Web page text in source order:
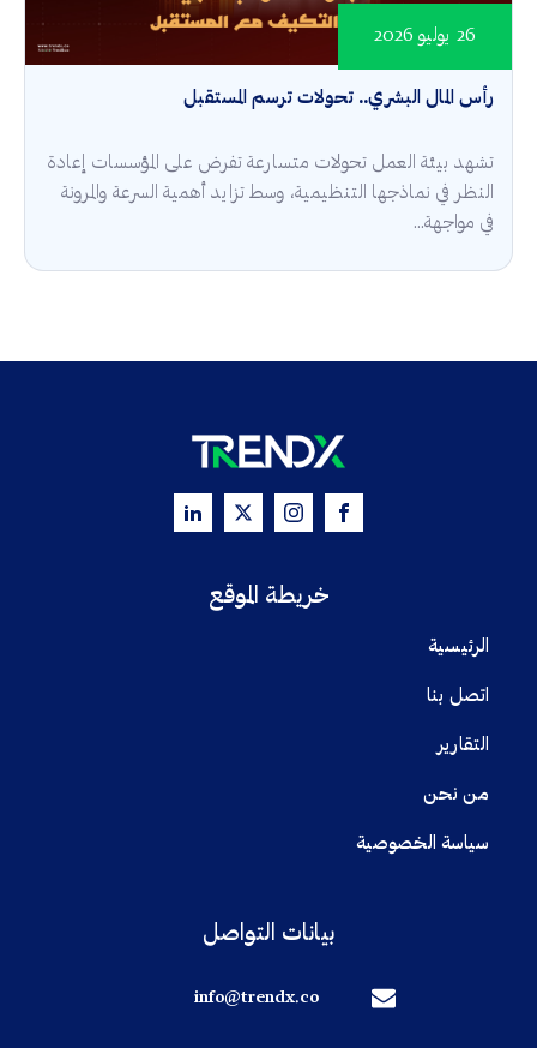
رأس المال البشري.. تحولات ترسم المستقبل
26 يوليو 2026
تشهد بيئة العمل تحولات متسارعة تفرض على المؤسسات إعادة
النظر في نماذجها التنظيمية، وسط تزايد أهمية السرعة والمرونة
في مواجهة...
خريطة الموقع
الرئيسية
اتصل بنا
التقارير
من نحن
سياسة الخصوصية
بيانات التواصل
info@trendx.co